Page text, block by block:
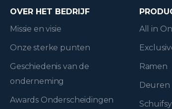
OVER HET BEDRIJF
Missie en visie
Onze sterke punten
Geschiedenis van de
onderneming
Awards Onderscheidingen
All in
Ramen
Deuren